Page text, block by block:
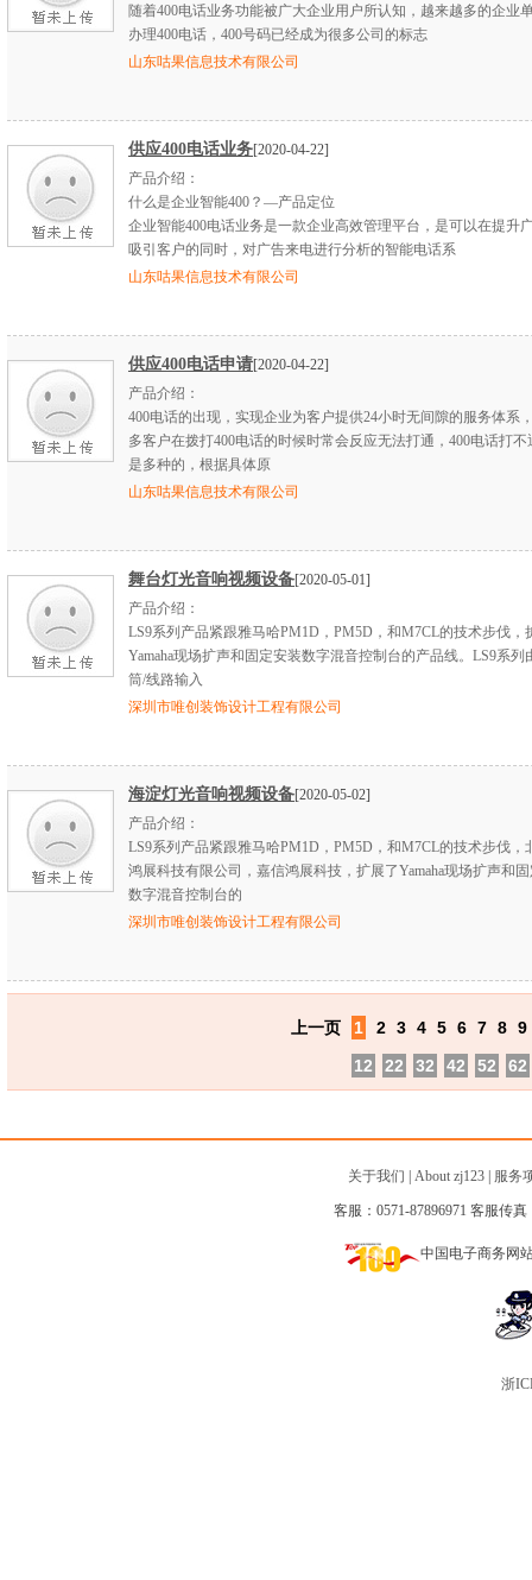
随着400电话业务功能被广大企业用户所认知，越来越多的企业
办理400电话，400号码已经成为很多公司的标志
山东咕果信息技术有限公司
供应400电话业务[2020-04-22]
产品介绍：
什么是企业智能400？—产品定位
企业智能400电话业务是一款企业高效管理平台，是可以在提升
吸引客户的同时，对广告来电进行分析的智能电话系
山东咕果信息技术有限公司
供应400电话申请[2020-04-22]
产品介绍：
400电话的出现，实现企业为客户提供24小时无间隙的服务体系
多客户在拨打400电话的时候时常会反应无法打通，400电话打不
是多种的，根据具体原
山东咕果信息技术有限公司
舞台灯光音响视频设备[2020-05-01]
产品介绍：
LS9系列产品紧跟雅马哈PM1D，PM5D，和M7CL的技术步伐，
Yamaha现场扩声和固定安装数字混音控制台的产品线。LS9系列
筒/线路输入
深圳市唯创装饰设计工程有限公司
海淀灯光音响视频设备[2020-05-02]
产品介绍：
LS9系列产品紧跟雅马哈PM1D，PM5D，和M7CL的技术步伐，
鸿展科技有限公司，嘉信鸿展科技，扩展了Yamaha现场扩声和
数字混音控制台的
深圳市唯创装饰设计工程有限公司
上一页 1 2 3 4 5 6 7 8 9
12
22 32 42 52 62
关于我们 About zj123| 服务
客服：0571-87896971 客服传真
中国电子商务网
浙